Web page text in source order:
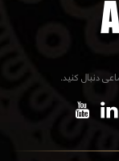
دنبال کنید.